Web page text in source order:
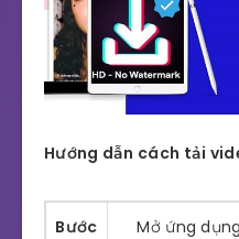
Hướng dẫn cách tải
Bước
Mở ứng